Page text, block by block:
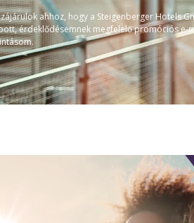
ahhoz, hogy a Steigenberger Hotels
érdeklődésemnek megfelelő promóciós e-